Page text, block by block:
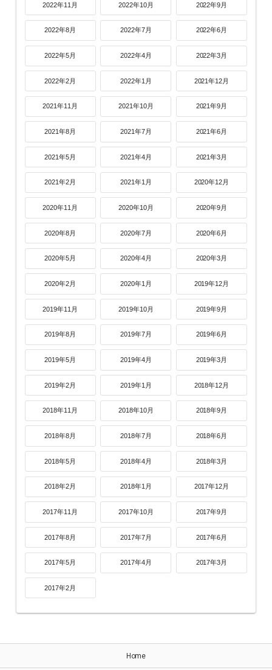
2022年11月 2022年10月 2022年9月
2022年8月 2022年7月 2022年6月
2022年5月 2022年4月 2022年3月
2022年2月 2022年1月 2021年12月
2021年11月 2021年10月 2021年9月
2021年8月 2021年7月 2021年6月
2021年5月 2021年4月 2021年3月
2021年2月 2021年1月 2020年12月
2020年11月 2020年10月 2020年9月
2020年8月 2020年7月 2020年6月
2020年5月 2020年4月 2020年3月
2020年2月 2020年1月 2019年12月
2019年11月 2019年10月 2019年9月
2019年8月 2019年7月 2019年6月
2019年5月 2019年4月 2019年3月
2019年2月 2019年1月 2018年12月
2018年11月 2018年10月 2018年9月
2018年8月 2018年7月 2018年6月
2018年5月 2018年4月 2018年3月
2018年2月 2018年1月 2017年12月
2017年11月 2017年10月 2017年9月
2017年8月 2017年7月 2017年6月
2017年5月 2017年4月 2017年3月
2017年2月
Home